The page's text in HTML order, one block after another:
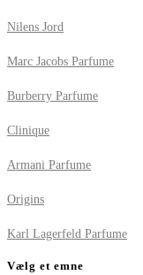
Nilens Jord
Marc Jacobs Parfume
Burberry Parfume
Clinique
Armani Parfume
Origins
Karl Lagerfeld Parfume
Vælg et emne